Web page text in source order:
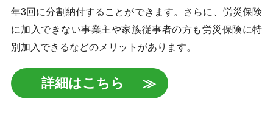
年3回に分割納付することができます。さらに、労災保険
に加入できない事業主や家族従事者の方も労災保険に特
別加入できるなどのメリットがあります。
詳細はこちら